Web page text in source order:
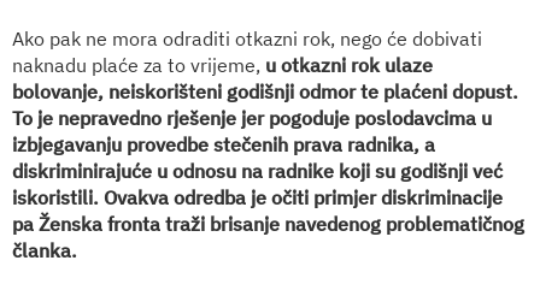
Ako pak ne mora odraditi otkazni rok, nego će dobivati
naknadu plaće za to vrijeme, u otkazni rok ulaze
bolovanje, neiskorišteni godišnji odmor te plaćeni dopust.
To je nepravedno rješenje jer pogoduje poslodavcima u
izbjegavanju provedbe stečenih prava radnika, a
diskriminirajuće u odnosu na radnike koji su godišnji već
iskoristili. Ovakva odredba je očiti primjer diskriminacije
pa Ženska fronta traži brisanje navedenog problematičnog
članka.